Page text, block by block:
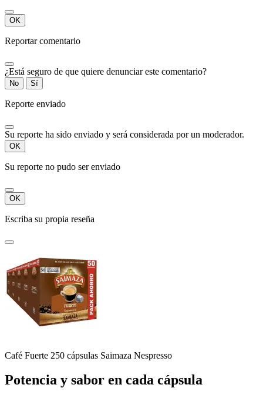
OK
Reportar comentario
¿Está seguro de que quiere denunciar este comentario?
No Sí
Reporte enviado
Su reporte ha sido enviado y será considerada por un moderador.
OK
Su reporte no pudo ser enviado
OK
Escriba su propia reseña
Café Fuerte 250 cápsulas Saimaza Nespresso
Potencia y sabor en cada cápsula